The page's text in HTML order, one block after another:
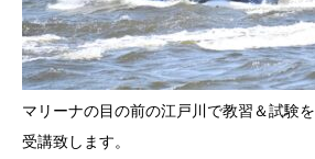
マリーナの目の前の江戸川で教習＆試験を
受講致します。